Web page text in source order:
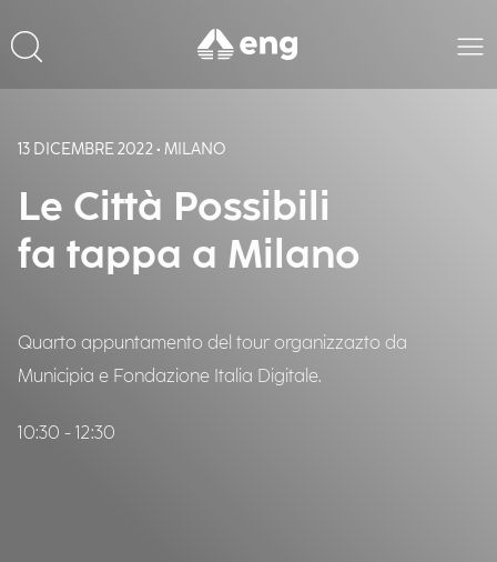
13 DICEMBRE 2022 • MILANO
Le Città Possibili
fa tappa a Milano
Quarto appuntamento del tour organizzazto da
Municipia e Fondazione Italia Digitale.
10:30 - 12:30